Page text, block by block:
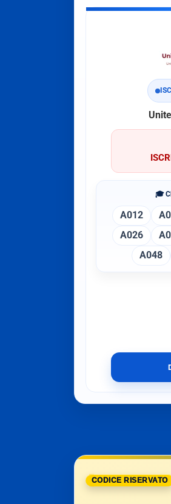
🎓
A012
A026
A048
CODICE RISERVATO